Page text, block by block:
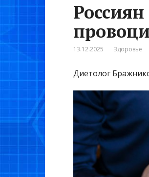
13.12.2025 Здоровье
Диетолог